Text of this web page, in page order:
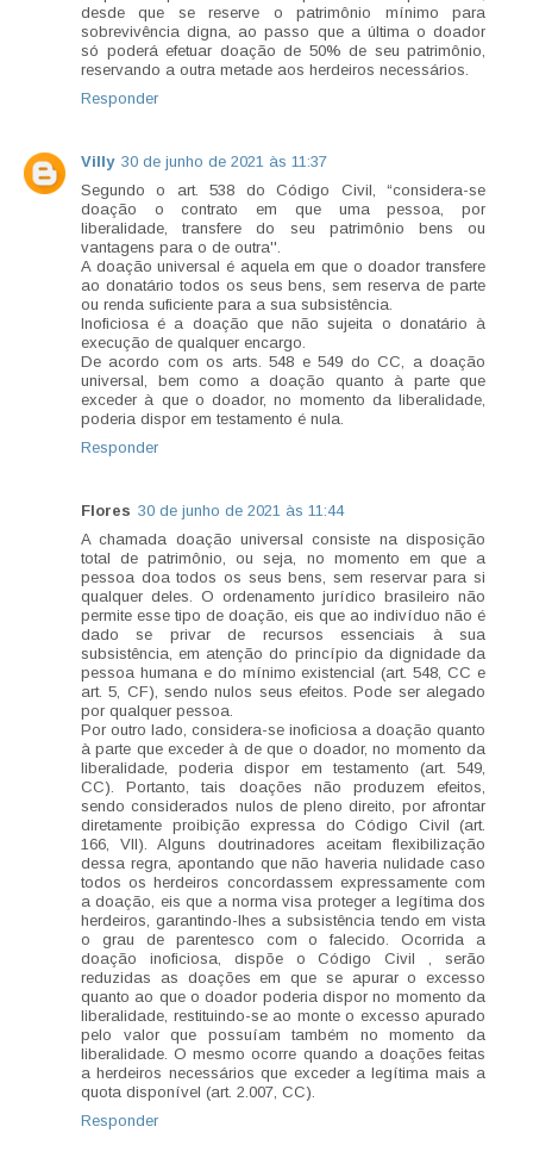
desde que se reserve o patrimônio mínimo para
sobrevivência digna, ao passo que a última o doador
só poderá efetuar doação de 50% de seu patrimônio,
reservando a outra metade aos herdeiros necessários.
Responder
Villy 30 de junho de 2021 às 11:37
Segundo o art. 538 do Código Civil, “considera-se
doação o contrato em que uma pessoa, por
liberalidade, transfere do seu patrimônio bens ou
vantagens para o de outra''.
A doação universal é aquela em que o doador transfere
ao donatário todos os seus bens, sem reserva de parte
ou renda suficiente para a sua subsistência.
Inoficiosa é a doação que não sujeita o donatário à
execução de qualquer encargo.
De acordo com os arts. 548 e 549 do CC, a doação
universal, bem como a doação quanto à parte que
exceder à que o doador, no momento da liberalidade,
poderia dispor em testamento é nula.
Responder
Flores 30 de junho de 2021 às 11:44
A chamada doação universal consiste na disposição
total de patrimônio, ou seja, no momento em que a
pessoa doa todos os seus bens, sem reservar para si
qualquer deles. O ordenamento jurídico brasileiro não
permite esse tipo de doação, eis que ao indivíduo não é
dado se privar de recursos essenciais à sua
subsistência, em atenção do princípio da dignidade da
pessoa humana e do mínimo existencial (art. 548, CC e
art. 5, CF), sendo nulos seus efeitos. Pode ser alegado
por qualquer pessoa.
Por outro lado, considera-se inoficiosa a doação quanto
à parte que exceder à de que o doador, no momento da
liberalidade, poderia dispor em testamento (art. 549,
CC). Portanto, tais doações não produzem efeitos,
sendo considerados nulos de pleno direito, por afrontar
diretamente proibição expressa do Código Civil (art.
166, VII). Alguns doutrinadores aceitam flexibilização
dessa regra, apontando que não haveria nulidade caso
todos os herdeiros concordassem expressamente com
a doação, eis que a norma visa proteger a legítima dos
herdeiros, garantindo-lhes a subsistência tendo em vista
o grau de parentesco com o falecido. Ocorrida a
doação inoficiosa, dispõe o Código Civil , serão
reduzidas as doações em que se apurar o excesso
quanto ao que o doador poderia dispor no momento da
liberalidade, restituindo-se ao monte o excesso apurado
pelo valor que possuíam também no momento da
liberalidade. O mesmo ocorre quando a doações feitas
a herdeiros necessários que exceder a legítima mais a
quota disponível (art. 2.007, CC).
Responder